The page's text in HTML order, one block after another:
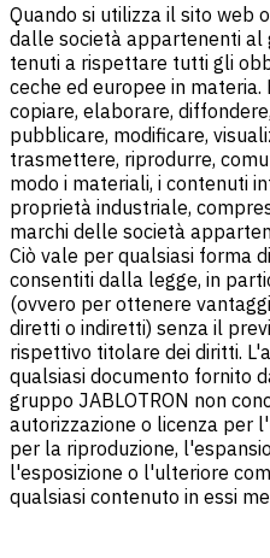
Quando si utilizza il sito web
dalle società appartenenti al
tenuti a rispettare tutti gli
ceche ed europee in
copiare, elaborare,
pubblicare, modificare,
trasmettere, riprodurre,
modo i materiali, i contenuti
proprietà industriale,
marchi delle società
Ciò vale per qualsiasi forma
consentiti dalla legge, in
(ovvero per ottenere
diretti o indiretti) senza il
rispettivo titolare dei diritti.
qualsiasi documento fornito
gruppo JABLOTRON non
autorizzazione o licenza per
per la riproduzione,
l'esposizione o l'ulteriore
qualsiasi contenuto in essi